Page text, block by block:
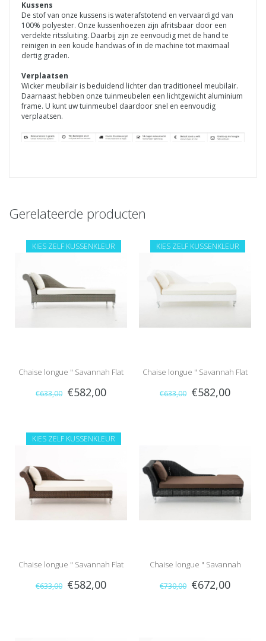
Kussens
De stof van onze kussens is waterafstotend en vervaardigd van
100% polyester. Onze kussenhoezen zijn afritsbaar door een
verdekte ritssluiting. Daarbij zijn ze eenvoudig met de hand te
reinigen in een koude handwas of in de machine tot maximaal
dertig graden.
Verplaatsen
Wicker meubilair is beduidend lichter dan traditioneel meubilair.
Daarnaast hebben onze tuinmeubelen een lichtgewicht aluminium
frame. U kunt uw tuinmeubel daardoor snel en eenvoudig
verplaatsen.
Gerelateerde producten
KIES ZELF KUSSENKLEUR
Chaise longue " Savannah Flat
Grijs "
€633,00 €582,00
KIES ZELF KUSSENKLEUR
Chaise longue " Savannah Flat
Wit "
€633,00 €582,00
KIES ZELF KUSSENKLEUR
Chaise longue " Savannah Flat
Bruin "
€633,00 €582,00
Chaise longue " Savannah
Zwart-Bruin "
€730,00 €672,00